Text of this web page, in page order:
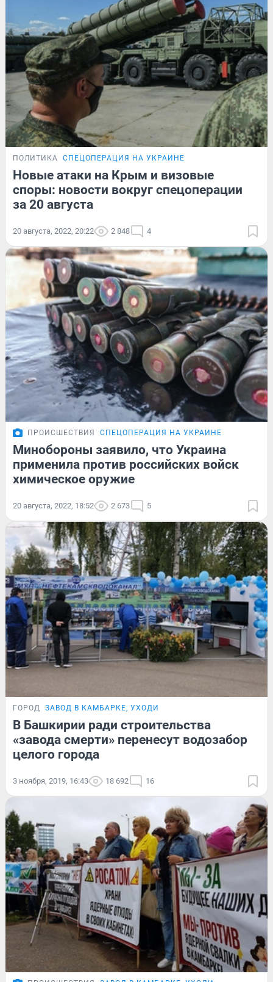
ПОЛИТИКА СПЕЦОПЕРАЦИЯ НА УКРАИНЕ
Новые атаки на Крым и визовые
споры: новости вокруг спецоперации
за 20 августа
20 августа, 2022, 20:22 2 848 4
ПРОИСШЕСТВИЯ СПЕЦОПЕРАЦИЯ НА УКРАИНЕ
Минобороны заявило, что Украина
применила против российских войск
химическое оружие
20 августа, 2022, 18:52 2 673 5
ГОРОД ЗАВОД В КАМБАРКЕ, УХОДИ
В Башкирии ради строительства
«завода смерти» перенесут водозабор
целого города
3 ноября, 2019, 16:43 18 692 16